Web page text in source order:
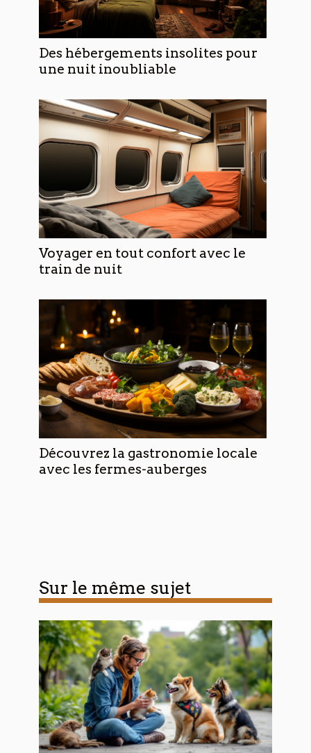
Des hébergements insolites pour
une nuit inoubliable
Voyager en tout confort avec le
train de nuit
Découvrez la gastronomie locale
avec les fermes-auberges
Sur le même sujet